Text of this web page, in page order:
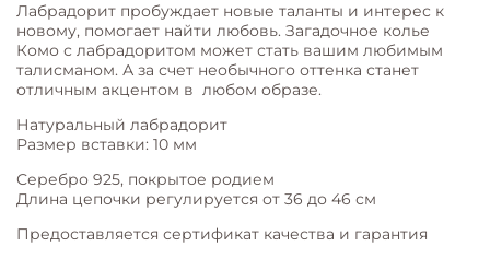
Лабрадорит пробуждает новые таланты и интерес к
новому, помогает найти любовь. Загадочное колье
Комо с лабрадоритом может стать вашим любимым
талисманом. А за счет необычного оттенка станет
отличным акцентом в любом образе.
Натуральный лабрадорит
Размер вставки: 10 мм
Серебро 925, покрытое родием
Длина цепочки регулируется от 36 до 46 см
Предоставляется сертификат качества и гарантия